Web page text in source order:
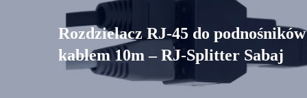
Rozdzielacz RJ-45 do
kablem 10m – RJ-Splitter Sabaj